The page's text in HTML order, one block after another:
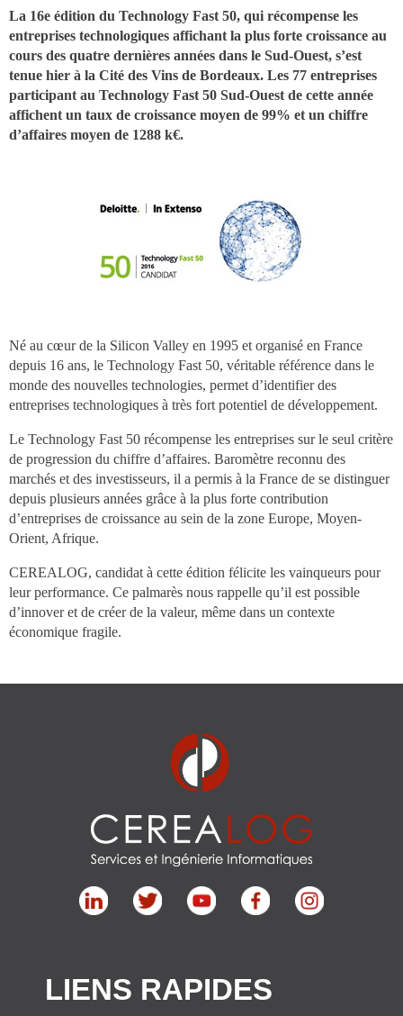
La 16e édition du Technology Fast 50, qui récompense les
entreprises technologiques affichant la plus forte croissance au
cours des quatre dernières années dans le Sud-Ouest, s’est
tenue hier à la Cité des Vins de Bordeaux. Les 77 entreprises
participant au Technology Fast 50 Sud-Ouest de cette année
affichent un taux de croissance moyen de 99% et un chiffre
d’affaires moyen de 1288 k€.
Né au cœur de la Silicon Valley en 1995 et organisé en France
depuis 16 ans, le Technology Fast 50, véritable référence dans le
monde des nouvelles technologies, permet d’identifier des
entreprises technologiques à très fort potentiel de développement.
Le Technology Fast 50 récompense les entreprises sur le seul critère
de progression du chiffre d’affaires. Baromètre reconnu des
marchés et des investisseurs, il a permis à la France de se distinguer
depuis plusieurs années grâce à la plus forte contribution
d’entreprises de croissance au sein de la zone Europe, Moyen-
Orient, Afrique.
CEREALOG, candidat à cette édition félicite les vainqueurs pour
leur performance. Ce palmarès nous rappelle qu’il est possible
d’innover et de créer de la valeur, même dans un contexte
économique fragile.
LIENS RAPIDES